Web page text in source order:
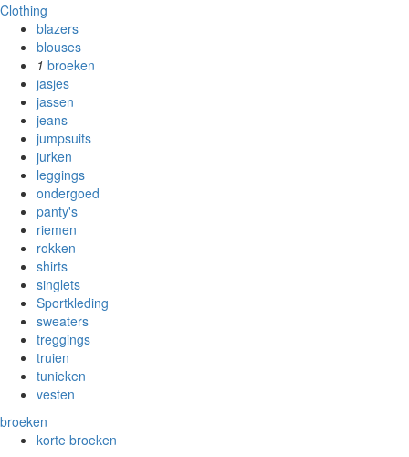
Clothing
blazers
blouses
1 broeken
jasjes
jassen
jeans
jumpsuits
jurken
leggings
ondergoed
panty's
riemen
rokken
shirts
singlets
Sportkleding
sweaters
treggings
truien
tunieken
vesten
broeken
korte broeken